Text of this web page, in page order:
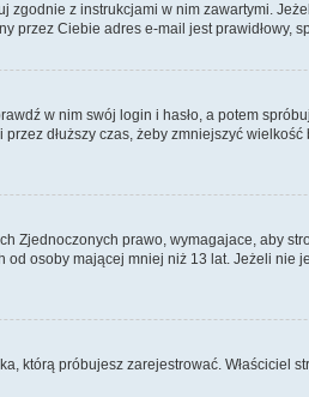
z instrukcjami w nim zawartymi.
przez Ciebie adres e-mail jest prawidłowy,
w nim swój login i hasło, a potem
dłuższy czas, żeby zmniejszyć
Zjednoczonych prawo, wymagajace, aby
osoby mającej mniej niż 13 lat. Jeżeli nie
którą próbujesz zarejestrować.